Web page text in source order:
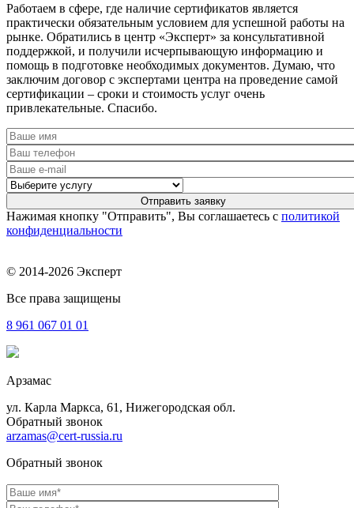
Работаем в сфере, где наличие сертификатов является
практически обязательным условием для успешной работы на
рынке. Обратились в центр «Эксперт» за консультативной
поддержкой, и получили исчерпывающую информацию и
помощь в подготовке необходимых документов. Думаю, что
заключим договор с экспертами центра на проведение самой
сертификации – сроки и стоимость услуг очень
привлекательные. Спасибо.
Нажимая кнопку "Отправить", Вы соглашаетесь с политикой
конфиденциальности
© 2014-2026 Эксперт
Все права защищены
8 961 067 01 01
Арзамас
ул. Карла Маркса, 61, Нижегородская обл.
Обратный звонок
arzamas@cert-russia.ru
Обратный звонок